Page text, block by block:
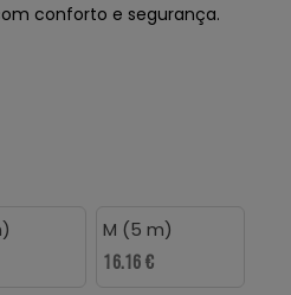
conforto e segurança.
M (5 m)
16.16 €